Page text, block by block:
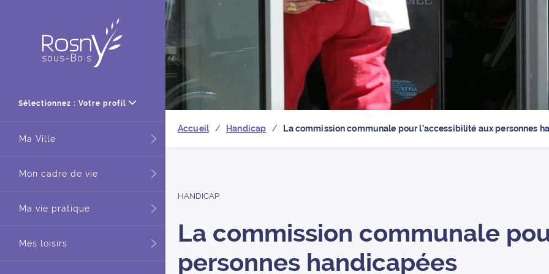
Retour à la page
Sélectionnez : Votre profil
Ma Ville
Mon cadre de vie
Ma vie pratique
Mes loisirs
Accueil Handicap La commission communale pour l’accessibilité aux personnes
HANDICAP
La commission communale
personnes handicapées